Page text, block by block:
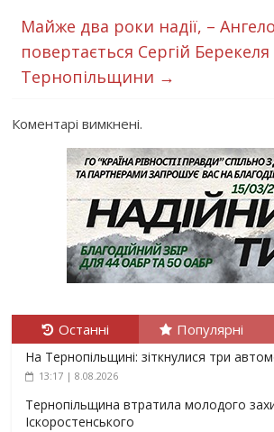
Майже два роки надії, –
повертається Сергій Берекеля
Тернопільщини →
Коментарі вимкнені.
Останні Популярні
На Тернопільщині: зіткнулися три
13:17 | 8.08.2026
Тернопільщина втратила молодого
Іскоростенського